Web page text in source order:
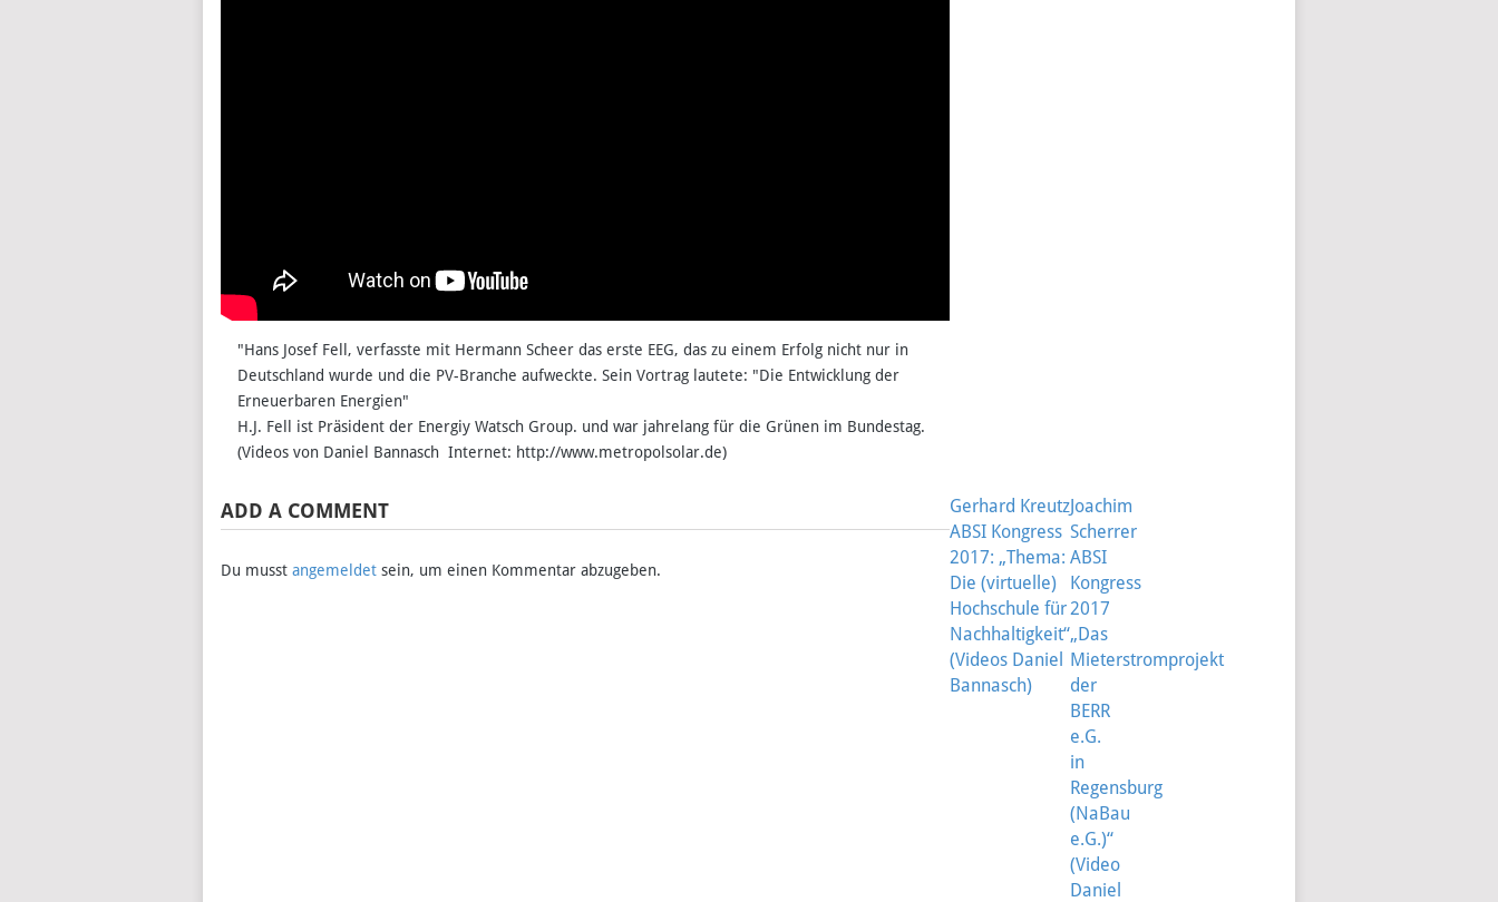
"Hans Josef Fell, verfasste mit Hermann Scheer das erste EEG, das zu einem Erfolg nicht nur in
Deutschland wurde und die PV-Branche aufweckte. Sein Vortrag lautete: "Die Entwicklung der
Erneuerbaren Energien"
H.J. Fell ist Präsident der Energiy Watsch Group. und war jahrelang für die Grünen im Bundestag.
(Videos von Daniel Bannasch Internet: http://www.metropolsolar.de)
ADD A COMMENT
Du musst angemeldet sein, um einen Kommentar abzugeben.
POST NAVIGATION
Gerhard Kreutz
ABSI Kongress
2017: „Thema:
Die (virtuelle)
Hochschule für
Nachhaltigkeit“
(Videos Daniel
Bannasch)
Joachim
Scherrer
ABSI
Kongress
2017
„Das
Mieterstromprojekt
der
BERR
e.G.
in
Regensburg
(NaBau
e.G.)“
(Video
Daniel